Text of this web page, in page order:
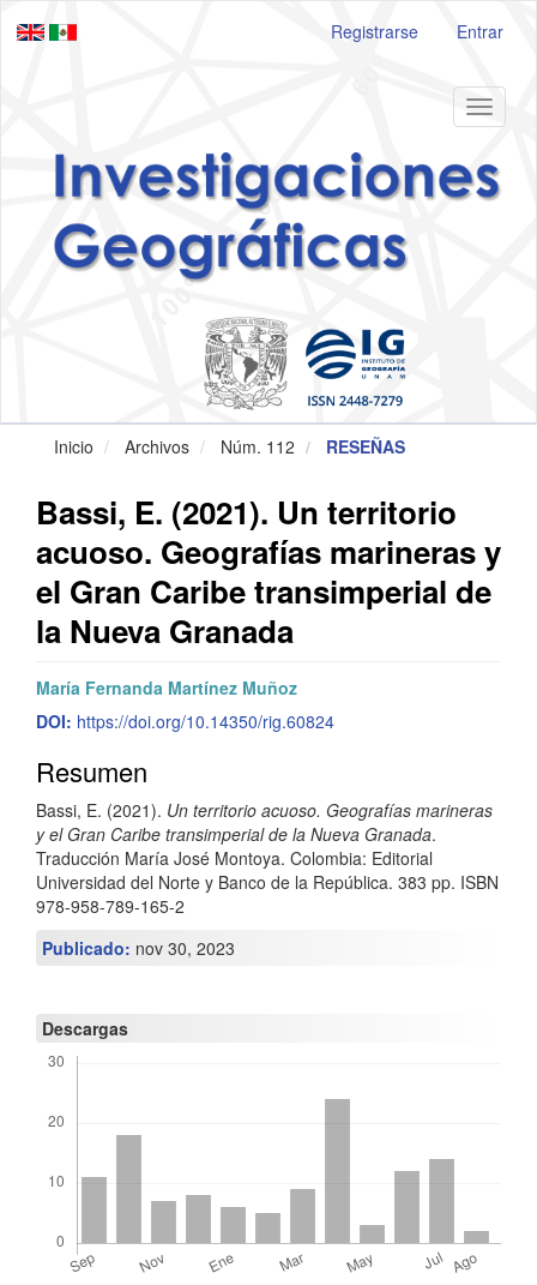
principal
Registrarse Entrar
Toggle
Inicio Archivos Núm. 112 RESEÑAS
Bassi, E. (2021). Un territorio
acuoso. Geografías marineras y
el Gran Caribe transimperial de
la Nueva Granada
Barra
lateral
del
artículo
C
o
n
t
e
n
d
o
p
n
María Fernanda Martínez Muñoz
DOI: https://doi.org/10.14350/rig.60824
Resumen
Bassi, E. (2021). Un territorio acuoso. Geografías marineras
y el Gran Caribe transimperial de la Nueva Granada.
Traducción María José Montoya. Colombia: Editorial
Universidad del Norte y Banco de la República. 383 pp. ISBN
978-958-789-165-2
Publicado: nov 30, 2023
Descargas